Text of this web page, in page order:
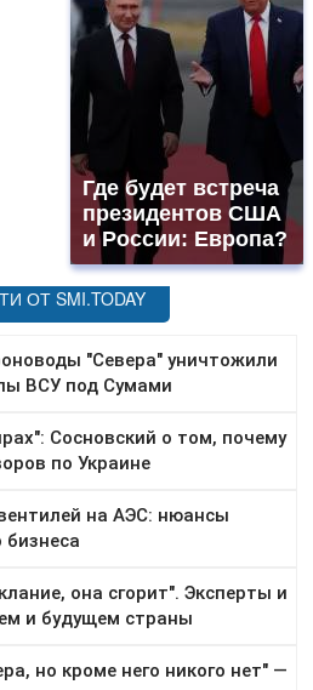
Где будет встреча
президентов США
и России: Европа?